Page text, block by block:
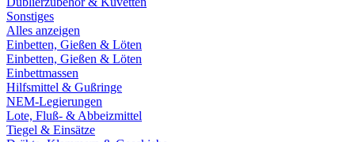
Sonstiges
Alles anzeigen
Einbetten, Gießen & Löten
Einbetten, Gießen & Löten
Einbettmassen
Hilfsmittel & Gußringe
NEM-Legierungen
Lote, Fluß- & Abbeizmittel
Tiegel & Einsätze